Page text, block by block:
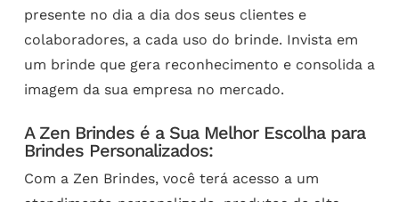
presente no dia a dia dos seus clientes e
colaboradores, a cada uso do brinde. Invista em
um brinde que gera reconhecimento e consolida a
imagem da sua empresa no mercado.
A Zen Brindes é a Sua Melhor Escolha para
Brindes Personalizados:
Com a Zen Brindes, você terá acesso a um